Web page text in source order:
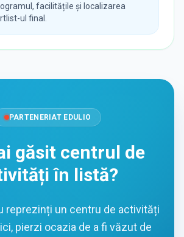
facilitățile și localizarea
ul final.
PARTENERIAT EDULIO
găsit centrul de
în listă?
reprezinți un centru de activități
pierzi ocazia de a fi văzut de